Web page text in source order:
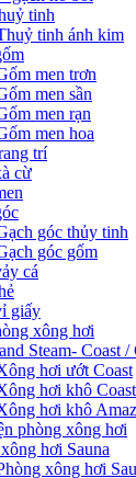
tinh
tinh ánh kim
men trơn
men sần
men rạn
men hoa
trí
cừ
góc thủy tinh
góc gốm
cá
giấy
xông hơi
Steam- Coast /
hơi ướt Coast
hơi khô Coast
hơi khô
phòng xông hơi
hơi Sauna
xông hơi